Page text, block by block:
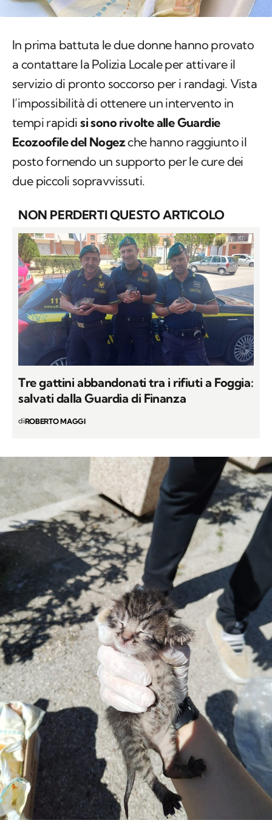
In prima battuta le due donne hanno provato
a contattare la Polizia Locale per attivare il
servizio di pronto soccorso per i randagi. Vista
l’impossibilità di ottenere un intervento in
tempi rapidisi sono rivolte alle Guardie
Ecozoofile del Nogezche hanno raggiunto il
posto fornendo un supporto per le cure dei
due piccoli sopravvissuti.
NON PERDERTI QUESTO ARTICOLO
Tre gattini abbandonati tra i rifiuti a Foggia:
salvati dalla Guardia di Finanza
diROBERTO MAGGI